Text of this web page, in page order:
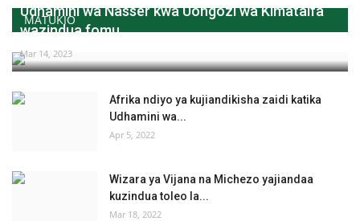
MATUKIO
Udhamini wa Nasser kwa Uongozi wa Kimataifa
wazindua fomu...
Mar 14, 2023
Afrika ndiyo ya kujiandikisha zaidi katika
Udhamini wa...
Apr 5, 2022
Wizara ya Vijana na Michezo yajiandaa
kuzindua toleo la...
Mar 18, 2022